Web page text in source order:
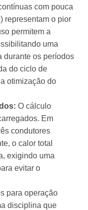
com pouca
) representam o pior
permitem a
uma
durante os períodos
do ciclo de
otimização do
O cálculo
Em
condutores
o calor total
exigindo uma
evitar o
para operação
disciplina que